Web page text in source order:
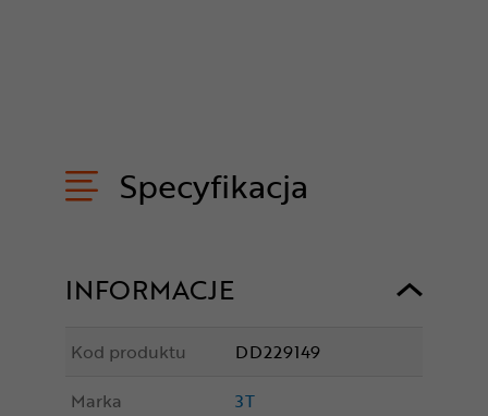
Specyfikacja
INFORMACJE
Kod produktu
DD229149
Marka
3T